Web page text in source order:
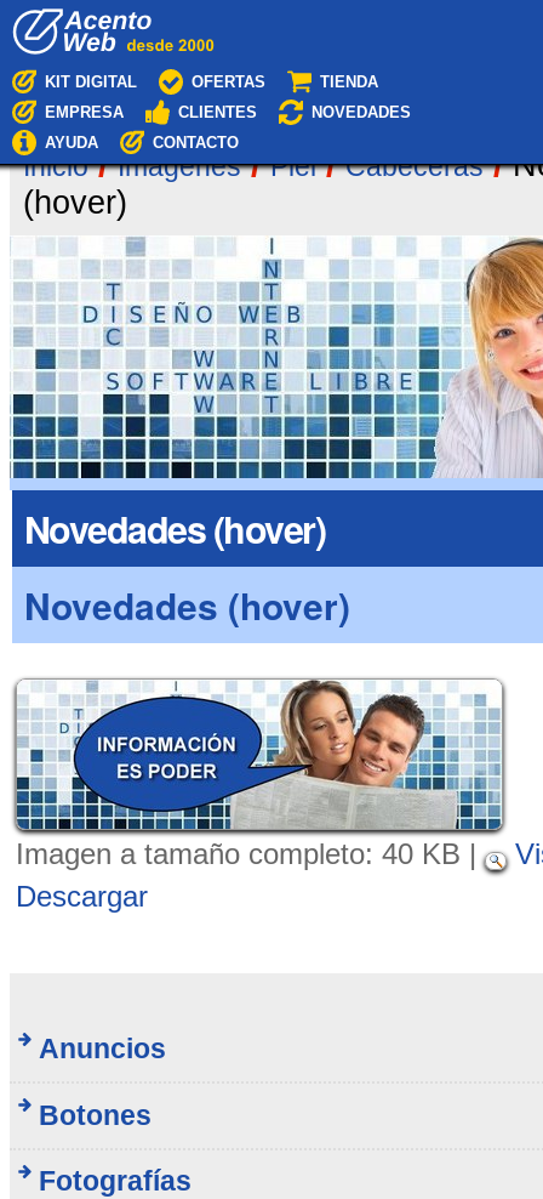
KIT DIGITAL OFERTAS
TIENDA
EMPRESA
CLIENTES
NOVEDADES
AYUDA
CONTACTO
Inicio /Imágenes /Piel /Cabeceras /
(hover)
Novedades (hover)
Novedades (hover)
Imagen a tamaño completo: 40 KB |
Descargar
Anuncios
Botones
Fotografías